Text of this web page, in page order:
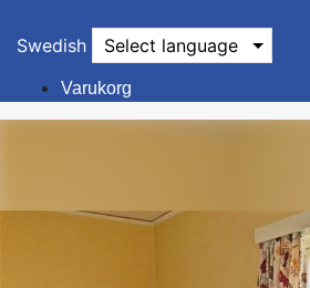
Swedish Select language
Varukorg